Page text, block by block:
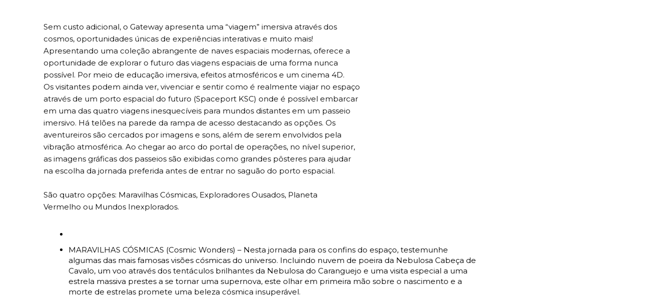
Sem custo adicional, o Gateway apresenta uma “viagem” imersiva através dos
cosmos, oportunidades únicas de experiências interativas e muito mais!
Apresentando uma coleção abrangente de naves espaciais modernas, oferece a
oportunidade de explorar o futuro das viagens espaciais de uma forma nunca
possível. Por meio de educação imersiva, efeitos atmosféricos e um cinema 4D.
Os visitantes podem ainda ver, vivenciar e sentir como é realmente viajar no espaço
através de um porto espacial do futuro (Spaceport KSC) onde é possível embarcar
em uma das quatro viagens inesquecíveis para mundos distantes em um passeio
imersivo. Há telões na parede da rampa de acesso destacando as opções. Os
aventureiros são cercados por imagens e sons, além de serem envolvidos pela
vibração atmosférica. Ao chegar ao arco do portal de operações, no nível superior,
as imagens gráficas dos passeios são exibidas como grandes pôsteres para ajudar
na escolha da jornada preferida antes de entrar no saguão do porto espacial.
São quatro opções: Maravilhas Cósmicas, Exploradores Ousados, Planeta
Vermelho ou Mundos Inexplorados.
MARAVILHAS CÓSMICAS (Cosmic Wonders) – Nesta jornada para os confins do espaço, testemunhe
algumas das mais famosas visões cósmicas do universo. Incluindo nuvem de poeira da Nebulosa Cabeça de
Cavalo, um voo através dos tentáculos brilhantes da Nebulosa do Caranguejo e uma visita especial a uma
estrela massiva prestes a se tornar uma supernova, este olhar em primeira mão sobre o nascimento e a
morte de estrelas promete uma beleza cósmica insuperável.